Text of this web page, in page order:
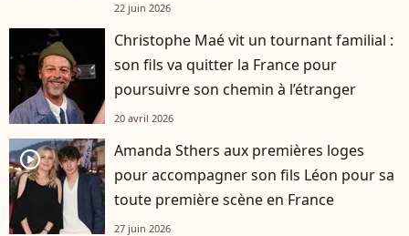
22 juin 2026
Christophe Maé vit un tournant familial :
son fils va quitter la France pour
poursuivre son chemin à l’étranger
20 avril 2026
player2
Amanda Sthers aux premières loges
pour accompagner son fils Léon pour sa
toute première scène en France
27 juin 2026